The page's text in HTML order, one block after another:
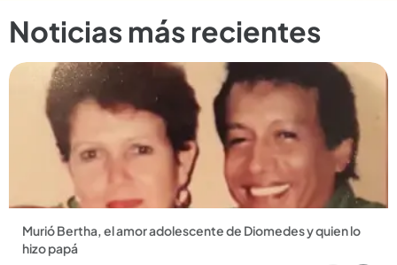
Noticias más recientes
Murió Bertha, el amor adolescente de Diomedes y quien lo
hizo papá